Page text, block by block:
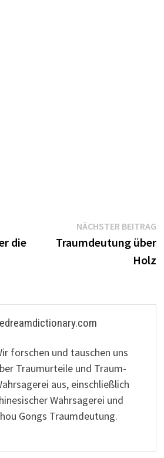
die
NÄCHSTER BEITRAG
Traumdeutung über
Holz
forschen und tauschen uns
Traumurteile und Traum-
aus, einschließlich
Wahrsagerei und
Gongs Traumdeutung.